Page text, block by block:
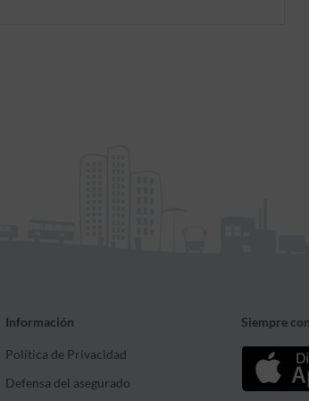
Información
Política de Privacidad
Defensa del asegurado
Siempre